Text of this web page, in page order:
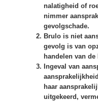
nalatigheid of
nimmer
gevolgschade.
Brulo is niet
gevolg is van
handelen van de
Ingeval van
haar
uitgekeerd,